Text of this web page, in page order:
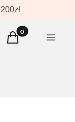
Produkty w
Koszyk Menu